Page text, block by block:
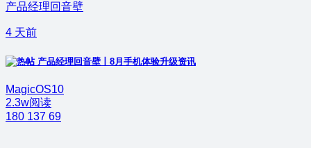
产品经理回音壁
4 天前
产品经理回音壁丨8月手机体验升级资讯
MagicOS10
2.3w阅读
180 137 69